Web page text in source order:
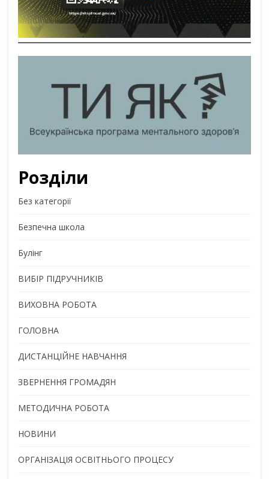
Розділи
Без категорії
Безпечна школа
Булінг
ВИБІР ПІДРУЧНИКІВ
ВИХОВНА РОБОТА
ГОЛОВНА
ДИСТАНЦІЙНЕ НАВЧАННЯ
ЗВЕРНЕННЯ ГРОМАДЯН
МЕТОДИЧНА РОБОТА
НОВИНИ
ОРГАНІЗАЦІЯ ОСВІТНЬОГО ПРОЦЕСУ